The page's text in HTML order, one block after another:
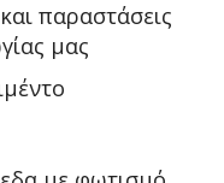
παραστάσεις
μας